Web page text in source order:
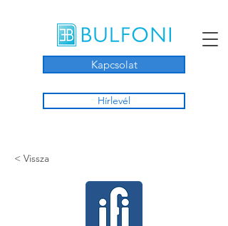
Kapcsolat
Hírlevél
< Vissza